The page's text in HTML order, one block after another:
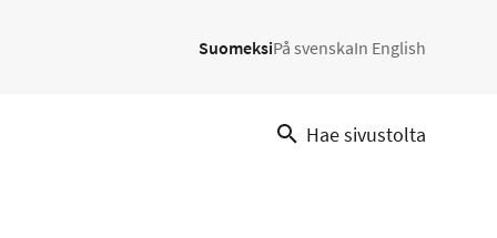
SuomeksiPå svenskaIn English
Hae sivustolta